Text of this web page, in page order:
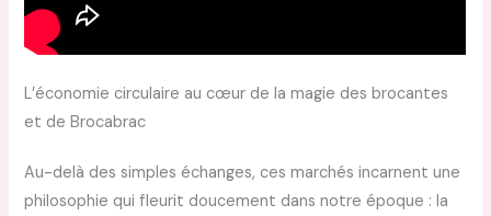
L’économie circulaire au cœur de la magie des brocantes
et de Brocabrac
Au-delà des simples échanges, ces marchés incarnent une
philosophie qui fleurit doucement dans notre époque : la